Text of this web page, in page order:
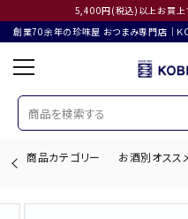
5,400円(税込)以上お買上
創業70余年の珍味屋 おつまみ専門店│Ｋ
商品カテゴリー お酒別オスス